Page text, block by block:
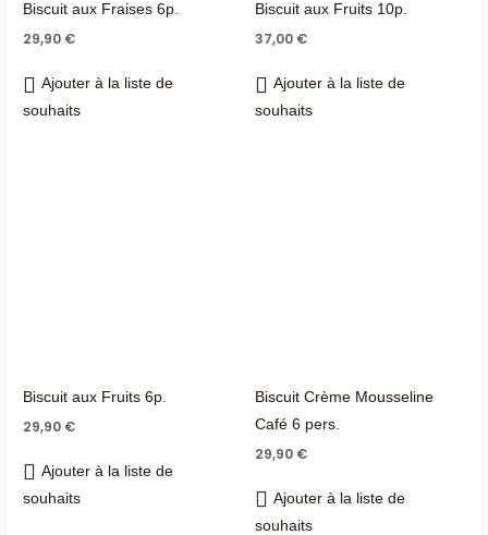
Biscuit aux Fraises 6p.
29,90 €
Ajouter à la liste de
souhaits
Biscuit aux Fruits 10p.
37,00 €
Ajouter à la liste de
souhaits
Biscuit aux Fruits 6p.
29,90 €
Ajouter à la liste de
souhaits
Biscuit Crème Mousseline
Café 6 pers.
29,90 €
Ajouter à la liste de
souhaits